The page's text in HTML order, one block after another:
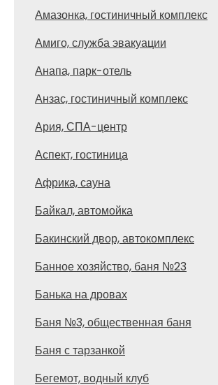
Амазонка, гостиничный комплекс
Амиго, служба эвакуации
Анапа, парк-отель
Анзас, гостиничный комплекс
Ария, СПА-центр
Аспект, гостиница
Африка, сауна
Байкал, автомойка
Бакинский двор, автокомплекс
Банное хозяйство, баня №23
Банька на дровах
Баня №3, общественная баня
Баня с тарзанкой
Бегемот, водный клуб